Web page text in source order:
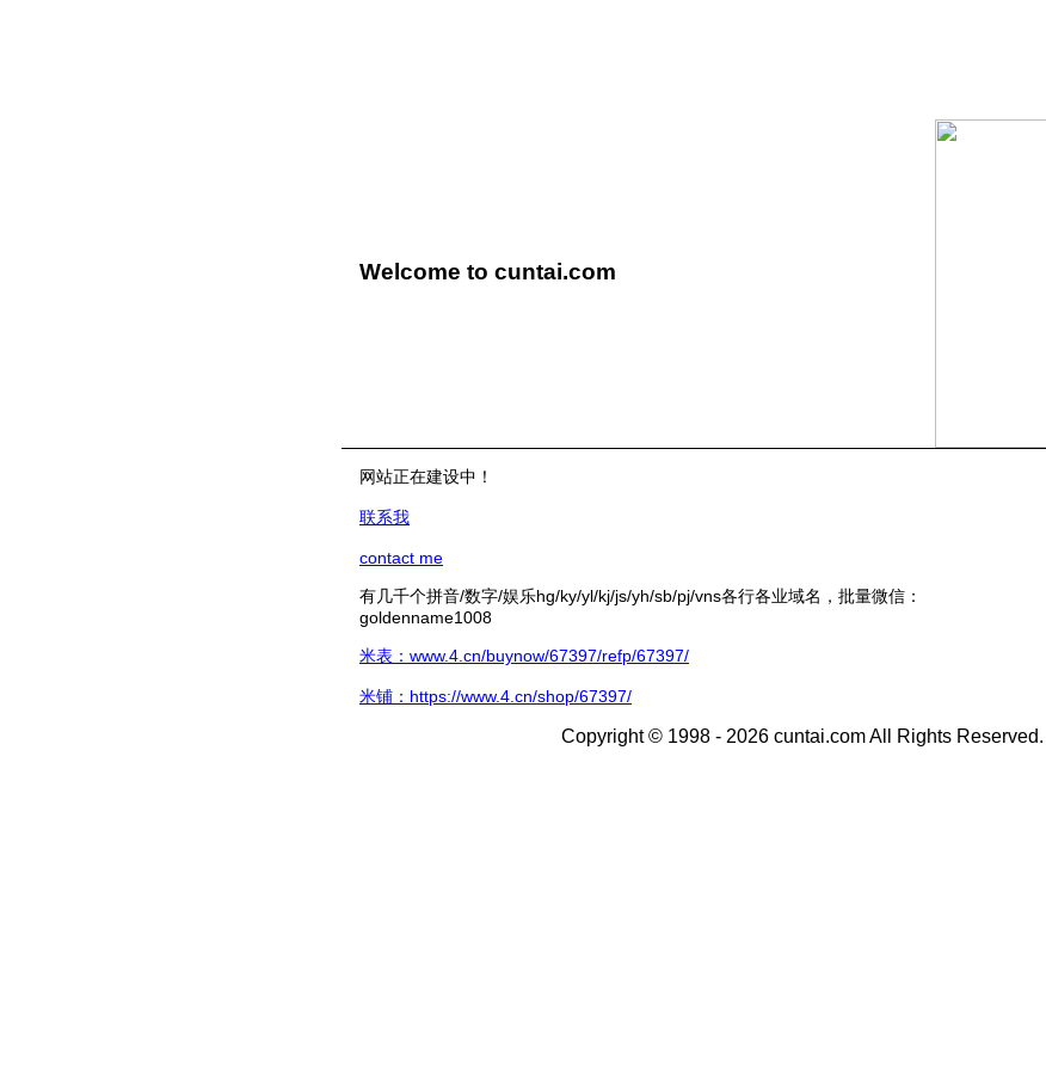
Welcome to cuntai.com
网站正在建设中！
联系我
contact me
有几千个拼音/数字/娱乐hg/ky/yl/kj/js/yh/sb/pj/vns各行各业域名，批量微信：
goldenname1008
米表：www.4.cn/buynow/67397/refp/67397/
米铺：https://www.4.cn/shop/67397/
Copyright © 1998 - 2026 cuntai.com All Rights Reserved.